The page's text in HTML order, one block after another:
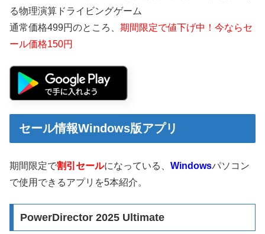
る物理演算ドライビングゲーム
通常価格499円のところ、 期間限定で値下げ中！今ならセ
ール価格150円
セール情報Windows版アプリ
期間限定で割引セールになっている、 Windowsパソコン
で使用できるアプリを5本紹介。
PowerDirector 2025 Ultimate